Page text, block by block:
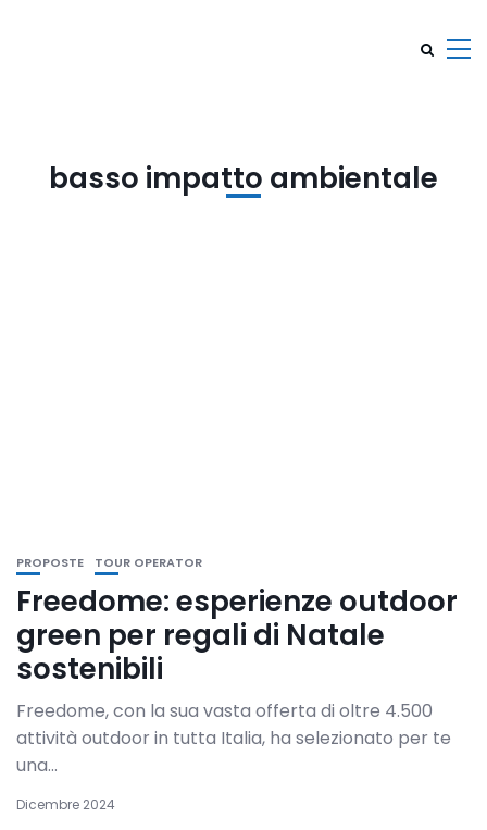
basso impatto ambientale
PROPOSTE TOUR OPERATOR
Freedome: esperienze outdoor
green per regali di Natale
sostenibili
Freedome, con la sua vasta offerta di oltre 4.500
attività outdoor in tutta Italia, ha selezionato per te
una...
Dicembre 2024